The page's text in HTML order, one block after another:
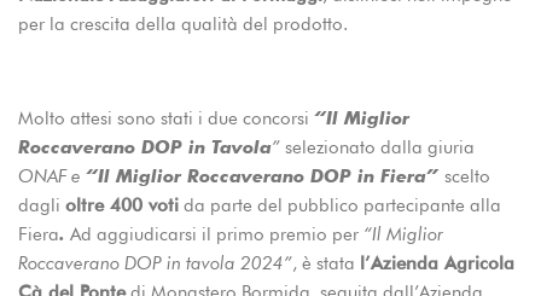
per la crescita della qualità del prodotto.
Molto attesi sono stati i due concorsi “Il Miglior
Roccaverano DOP in Tavola” selezionato dalla giuria
ONAF e “Il Miglior Roccaverano DOP in Fiera” scelto
dagli oltre 400 voti da parte del pubblico partecipante alla
Fiera. Ad aggiudicarsi il primo premio per “Il Miglior
Roccaverano DOP in tavola 2024”, è stata l’Azienda Agricola